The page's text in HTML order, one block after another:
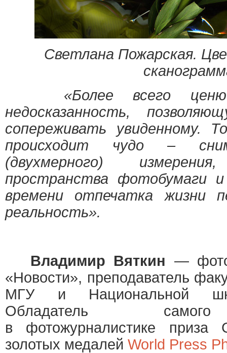
Светлана Пожарская.
«Более всего ценю
недосказанность,
сопереживать увиденному.
происходит чудо –
(двухмерного)
пространства фотобумаги и
времени отпечатка жизни
реальность».
Владимир Вяткин —
«Новости», преподаватель
МГУ и Национальной
Обладатель
в фотожурналистике
золотых медалей World Press